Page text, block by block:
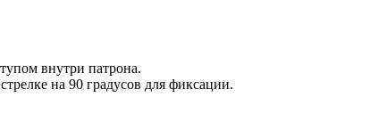
внутри патрона.
на 90 градусов для фиксации.